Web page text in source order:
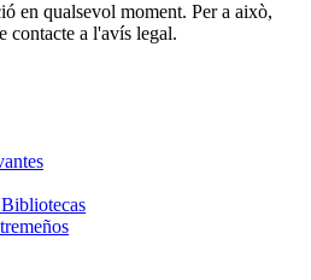
en qualsevol moment. Per a això,
contacte a l'avís legal.